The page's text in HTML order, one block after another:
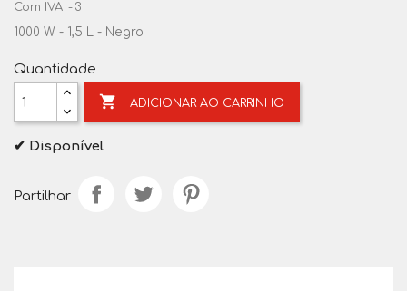
Com IVA 3
1000 W - 1,5 L - Negro
Quantidade
 ADICIONAR AO CARRINHO
✔ Disponível
Partilhar